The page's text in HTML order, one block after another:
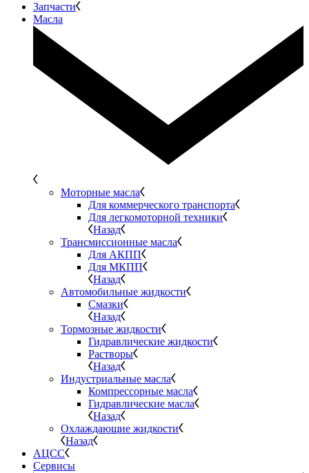
Запчасти
Масла
Моторные масла
Для коммерческого транспорта
Для легкомоторной техники
Назад
Трансмиссионные масла
Для АКПП
Для МКПП
Назад
Автомобильные жидкости
Смазки
Назад
Тормозные жидкости
Гидравлические жидкости
Растворы
Назад
Индустриальные масла
Компрессорные масла
Гидравлические масла
Назад
Охлаждающие жидкости
Назад
АЦСС
Сервисы